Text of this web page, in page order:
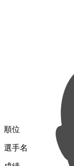
順位
選手名